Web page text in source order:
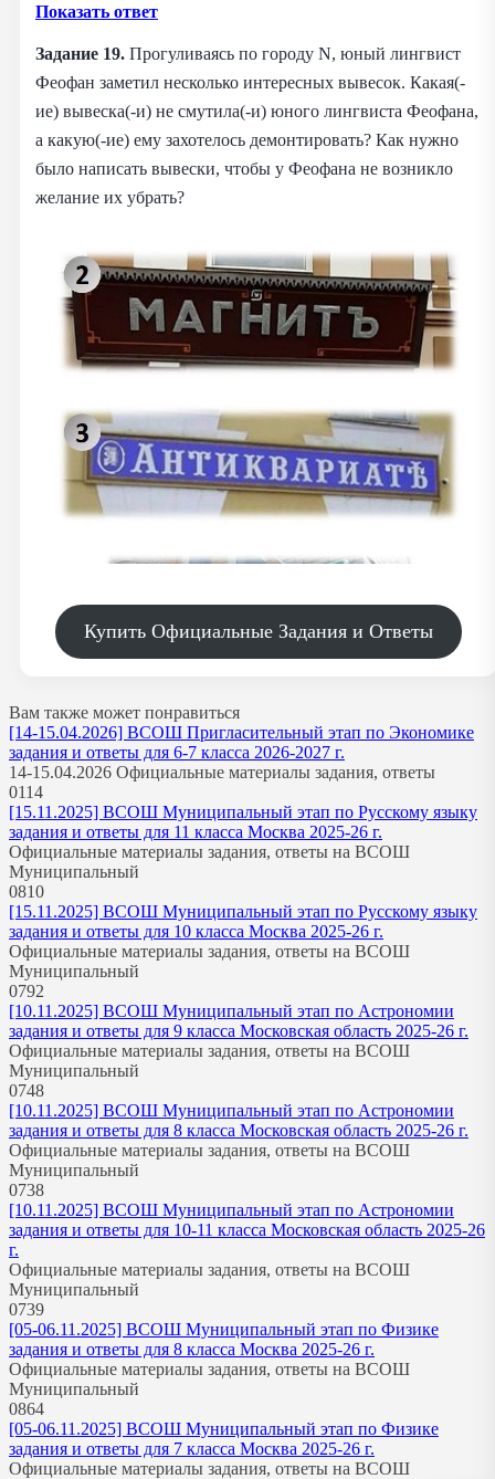
Показать ответ
Задание 19. Прогуливаясь по городу N, юный лингвист
Феофан заметил несколько интересных вывесок. Какая(-
ие) вывеска(-и) не смутила(-и) юного лингвиста Феофана,
а какую(-ие) ему захотелось демонтировать? Как нужно
было написать вывески, чтобы у Феофана не возникло
желание их убрать?
Купить Официальные Задания и Ответы
Вам также может понравиться
[14-15.04.2026] ВСОШ Пригласительный этап по Экономике
задания и ответы для 6-7 класса 2026-2027 г.
14-15.04.2026 Официальные материалы задания, ответы
0114
[15.11.2025] ВСОШ Муниципальный этап по Русскому языку
задания и ответы для 11 класса Москва 2025-26 г.
Официальные материалы задания, ответы на ВСОШ
Муниципальный
0810
[15.11.2025] ВСОШ Муниципальный этап по Русскому языку
задания и ответы для 10 класса Москва 2025-26 г.
Официальные материалы задания, ответы на ВСОШ
Муниципальный
0792
[10.11.2025] ВСОШ Муниципальный этап по Астрономии
задания и ответы для 9 класса Московская область 2025-26 г.
Официальные материалы задания, ответы на ВСОШ
Муниципальный
0748
[10.11.2025] ВСОШ Муниципальный этап по Астрономии
задания и ответы для 8 класса Московская область 2025-26 г.
Официальные материалы задания, ответы на ВСОШ
Муниципальный
0738
[10.11.2025] ВСОШ Муниципальный этап по Астрономии
задания и ответы для 10-11 класса Московская область 2025-26
г.
Официальные материалы задания, ответы на ВСОШ
Муниципальный
0739
[05-06.11.2025] ВСОШ Муниципальный этап по Физике
задания и ответы для 8 класса Москва 2025-26 г.
Официальные материалы задания, ответы на ВСОШ
Муниципальный
0864
[05-06.11.2025] ВСОШ Муниципальный этап по Физике
задания и ответы для 7 класса Москва 2025-26 г.
Официальные материалы задания, ответы на ВСОШ